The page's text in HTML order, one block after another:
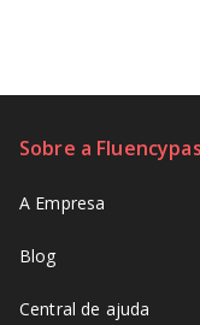
Sobre a
A Empresa
Blog
Central de ajuda